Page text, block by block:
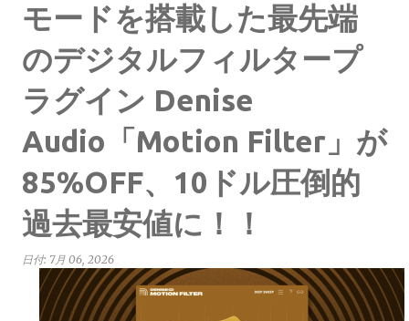
モードを搭載した最先端
のデジタルフィルタープ
ラグイン Denise
Audio「Motion Filter」が
85%OFF、10ドル圧倒的
過去最安値に！！
日付: 7月 06, 2026